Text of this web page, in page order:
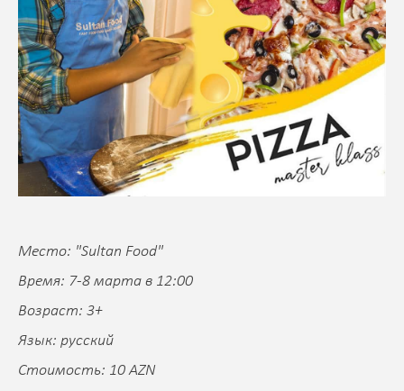
Место: "Sultan Food"
Время: 7-8 марта в 12:00
Возраст: 3+
Язык: русский
Стоимость: 10 AZN